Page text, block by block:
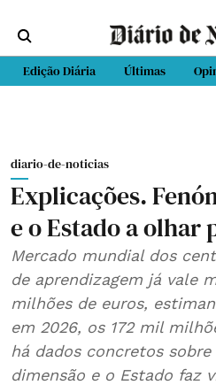
Edição Diária Últimas
diario-de-noticias
Explicações.
e o Estado a olhar
Mercado mundial dos
de aprendizagem já vale
milhões de euros,
em 2026, os 172 mil
há dados concretos sobre
dimensão e o Estado faz